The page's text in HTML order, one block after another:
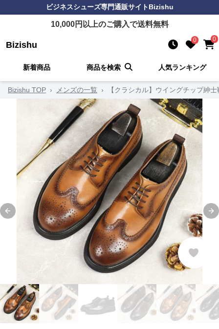
ビジネスシューズ専門通販サイトBizishu
10,000円以上のご購入で送料無料
Bizishu 0 0
新着商品 商品を検索 人気ランキング
Bizishu TOP › メンズの一覧 › 【クラシカル】ウイングチップ紳
Previous slide